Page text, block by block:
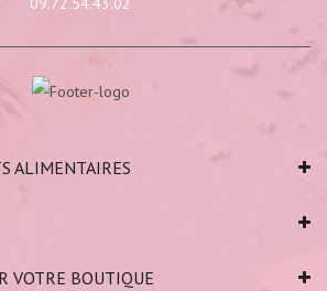
ALIMENTAIRES
VOTRE BOUTIQUE